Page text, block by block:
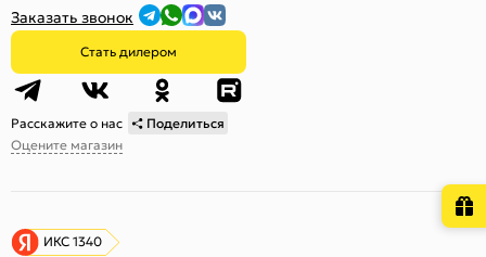
Заказать звонок
Стать дилером
Расскажите о нас
Поделиться
Оцените магазин
ИКС 1340